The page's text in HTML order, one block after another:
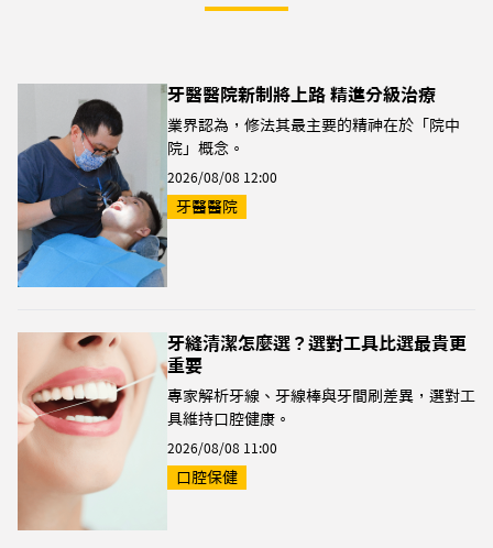
牙醫醫院新制將上路 精進分級治療
業界認為，修法其最主要的精神在於「院中
院」概念。
2026/08/08 12:00
牙醫醫院
牙縫清潔怎麼選？選對工具比選最貴更
重要
專家解析牙線、牙線棒與牙間刷差異，選對工
具維持口腔健康。
2026/08/08 11:00
口腔保健